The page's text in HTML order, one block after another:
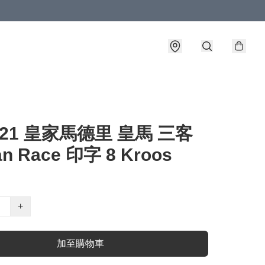
皇家馬德里 皇馬 三客
Race 印字 8 Kroos
+
加至購物車